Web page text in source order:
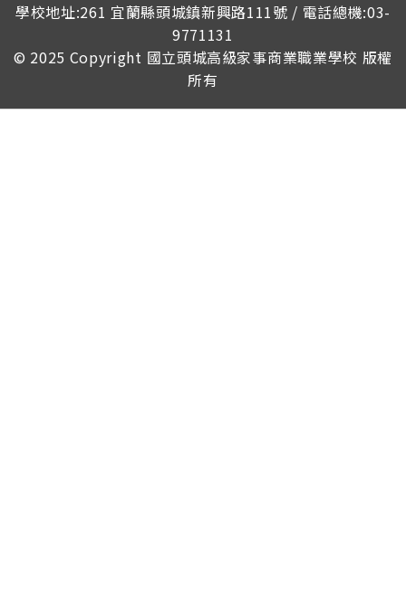
學校地址:261 宜蘭縣頭城鎮新興路111號 / 電話總機:03-
9771131
© 2025 Copyright 國立頭城高級家事商業職業學校 版權
所有